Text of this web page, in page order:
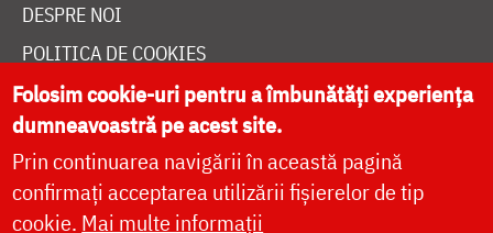
DESPRE NOI
POLITICA DE COOKIES
DONEAZĂ ONLINE PENTRU CATEDRALA NAȚIONALĂ
LIVE
Folosim cookie-uri pentru a îmbunătăți experiența
dumneavoastră pe acest site.
Prin continuarea navigării în această pagină
confirmați acceptarea utilizării fișierelor de tip
cookie. Mai multe informații